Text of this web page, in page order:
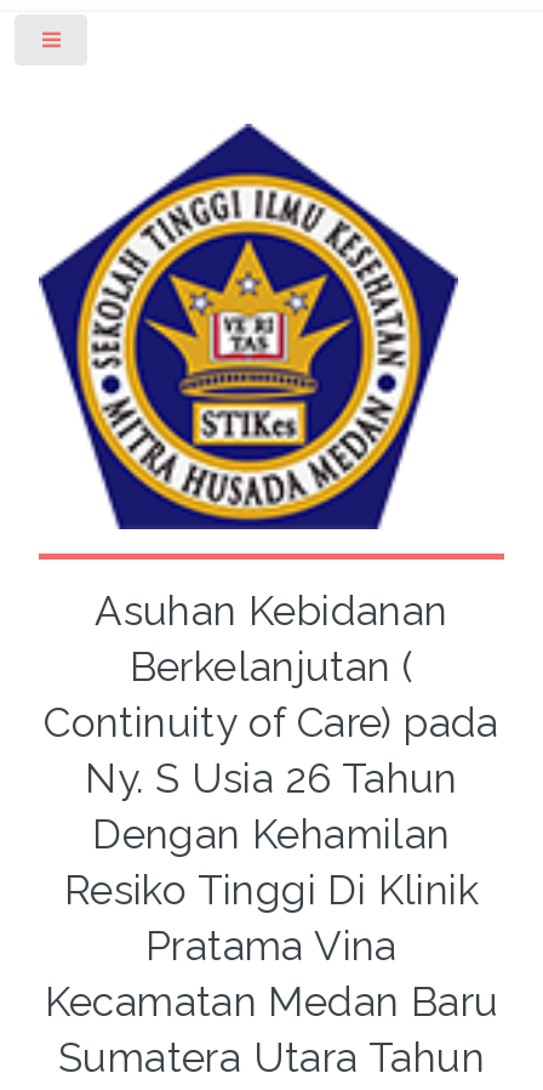
Asuhan Kebidanan
Berkelanjutan (
Continuity of Care) pada
Ny. S Usia 26 Tahun
Dengan Kehamilan
Resiko Tinggi Di Klinik
Pratama Vina
Kecamatan Medan Baru
Sumatera Utara Tahun